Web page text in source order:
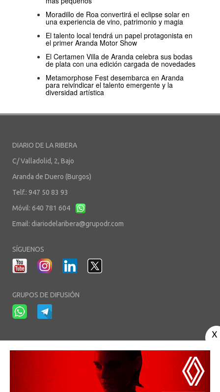
Moradillo de Roa convertirá el eclipse solar en
una experiencia de vino, patrimonio y magia
El talento local tendrá un papel protagonista en
el primer Aranda Motor Show
El Certamen Villa de Aranda celebra sus bodas
de plata con una edición cargada de novedades
Metamorphose Fest desembarca en Aranda
para reivindicar el talento emergente y la
diversidad artística
DIARIO DE LA RIBERA
C/ Valladolid, 2, Bajo
Aranda de Duero (Burgos)
Telf.: 947 50 83 93
Móvil: 640 781 604
Email: diariodelaribera@grupodr.com
SÍGUENOS
GRUPOS DE DIFUSIÓN
Aviso Legal - Política de Privacidad -Política de Cookies Área privada